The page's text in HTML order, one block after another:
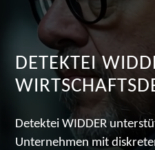
DETEKTEI
Detektei WIDDER
Unternehmen mit